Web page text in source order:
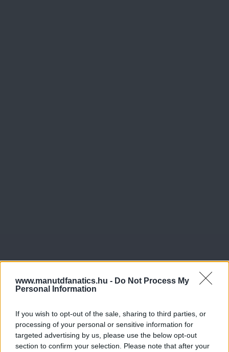
www.manutdfanatics.hu - Do Not Process My
Personal Information
If you wish to opt-out of the sale, sharing to third parties, or
processing of your personal or sensitive information for
targeted advertising by us, please use the below opt-out
section to confirm your selection. Please note that after your